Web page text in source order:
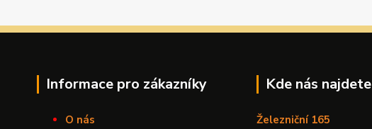
Informace pro zákazníky
O nás
Kde nás najdete
Železniční 165